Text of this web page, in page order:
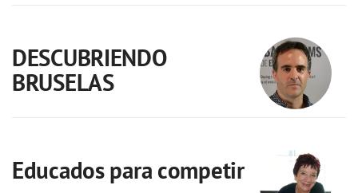
DESCUBRIENDO
BRUSELAS
Educados para competir